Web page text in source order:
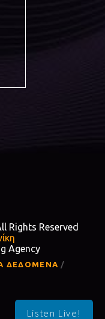
Rights Reserved
Agency
ΔΕΔΟΜΕΝΑ
Listen Live!